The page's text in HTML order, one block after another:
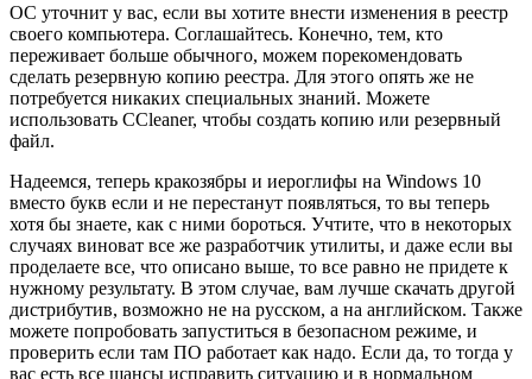
ОС уточнит у вас, если вы хотите внести изменения в реестр
своего компьютера. Соглашайтесь. Конечно, тем, кто
переживает больше обычного, можем порекомендовать
сделать резервную копию реестра. Для этого опять же не
потребуется никаких специальных знаний. Можете
использовать CCleaner, чтобы создать копию или резервный
файл.
Надеемся, теперь кракозябры и иероглифы на Windows 10
вместо букв если и не перестанут появляться, то вы теперь
хотя бы знаете, как с ними бороться. Учтите, что в некоторых
случаях виноват все же разработчик утилиты, и даже если вы
проделаете все, что описано выше, то все равно не придете к
нужному результату. В этом случае, вам лучше скачать другой
дистрибутив, возможно не на русском, а на английском. Также
можете попробовать запуститься в безопасном режиме, и
проверить если там ПО работает как надо. Если да, то тогда у
вас есть все шансы исправить ситуацию и в нормальном